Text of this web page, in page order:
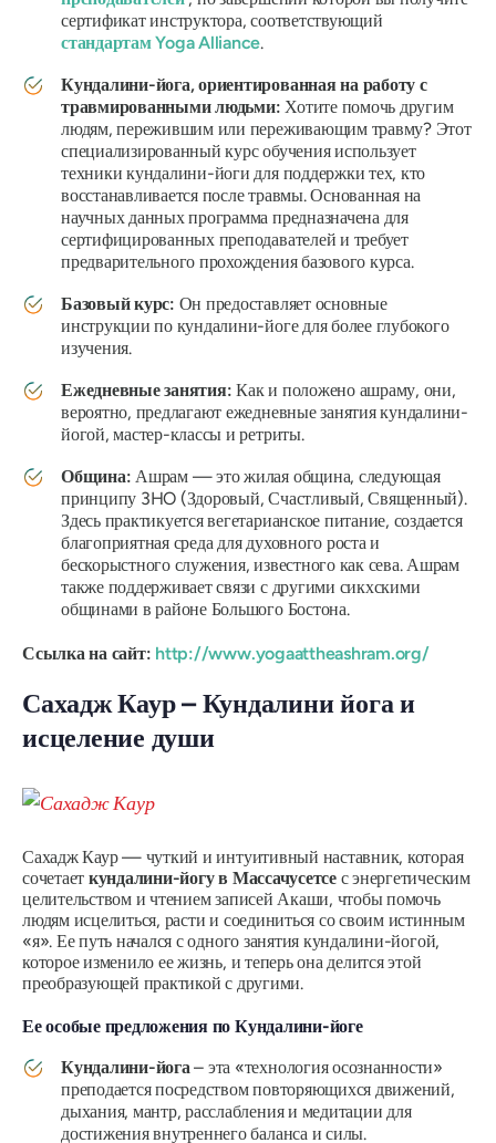
сертификат инструктора, соответствующий
стандартам Yoga Alliance.
Кундалини-йога, ориентированная на работу с
травмированными людьми: Хотите помочь другим
людям, пережившим или переживающим травму? Этот
специализированный курс обучения использует
техники кундалини-йоги для поддержки тех, кто
восстанавливается после травмы. Основанная на
научных данных программа предназначена для
сертифицированных преподавателей и требует
предварительного прохождения базового курса.
Базовый курс: Он предоставляет основные
инструкции по кундалини-йоге для более глубокого
изучения.
Ежедневные занятия: Как и положено ашраму, они,
вероятно, предлагают ежедневные занятия кундалини-
йогой, мастер-классы и ретриты.
Община: Ашрам — это жилая община, следующая
принципу 3HO (Здоровый, Счастливый, Священный).
Здесь практикуется вегетарианское питание, создается
благоприятная среда для духовного роста и
бескорыстного служения, известного как сева. Ашрам
также поддерживает связи с другими сикхскими
общинами в районе Большого Бостона.
Ссылка на сайт: http://www.yogaattheashram.org/
Сахадж Каур – Кундалини йога и
исцеление души
Сахадж Каур — чуткий и интуитивный наставник, которая
сочетает кундалини-йогу в Массачусетсес энергетическим
целительством и чтением записей Акаши, чтобы помочь
людям исцелиться, расти и соединиться со своим истинным
«я». Ее путь начался с одного занятия кундалини-йогой,
которое изменило ее жизнь, и теперь она делится этой
преобразующей практикой с другими.
Ее особые предложения по Кундалини-йоге
Кундалини-йога– эта «технология осознанности»
преподается посредством повторяющихся движений,
дыхания, мантр, расслабления и медитации для
достижения внутреннего баланса и силы.